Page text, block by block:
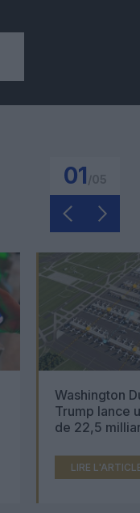
01
Washington
Trump lance
de 22,5
LIRE